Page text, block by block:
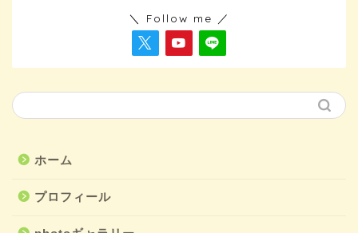
＼ Follow me ／
ホーム
プロフィール